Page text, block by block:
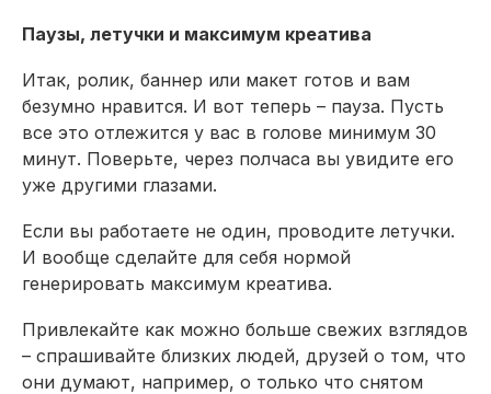
Паузы, летучки и максимум креатива
Итак, ролик, баннер или макет готов и вам
безумно нравится. И вот теперь – пауза. Пусть
все это отлежится у вас в голове минимум 30
минут. Поверьте, через полчаса вы увидите его
уже другими глазами.
Если вы работаете не один, проводите летучки.
И вообще сделайте для себя нормой
генерировать максимум креатива.
Привлекайте как можно больше свежих взглядов
– спрашивайте близких людей, друзей о том, что
они думают, например, о только что снятом